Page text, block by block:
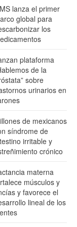
lanza el primer
global para
los
plataforma
de la
sobre
urinarios en
de mexicanos
síndrome de
irritable y
crónico
materna
músculos y
y favorece el
lineal de los